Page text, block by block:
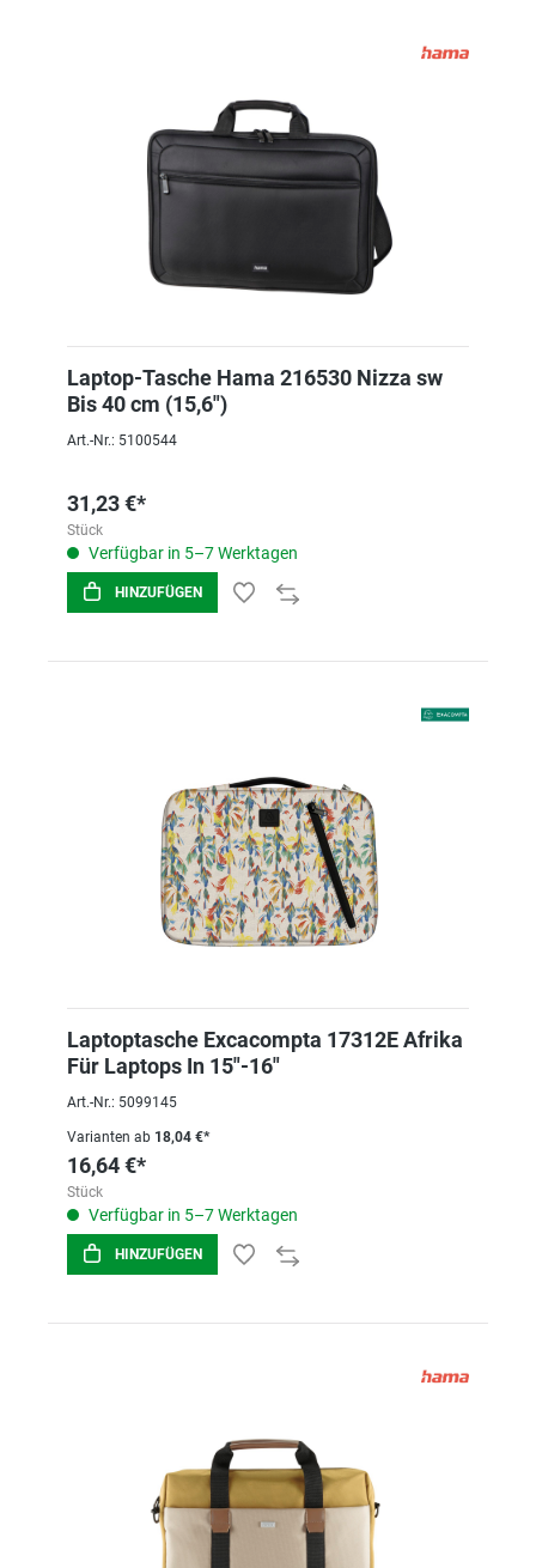
Laptop-Tasche Hama 216530 Nizza sw
Bis 40 cm (15,6")
Art.-Nr.: 5100544
31,23 €*
Stück
Verfügbar in 5–7 Werktagen
HINZUFÜGEN
Laptoptasche Excacompta 17312E Afrika
Für Laptops In 15"-16"
Art.-Nr.: 5099145
Varianten ab 18,04 €*
16,64 €*
Stück
Verfügbar in 5–7 Werktagen
HINZUFÜGEN